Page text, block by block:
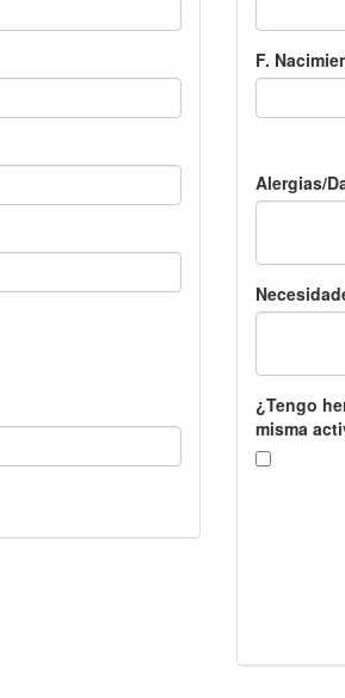
F.
Alergias/
¿Tengo
misma